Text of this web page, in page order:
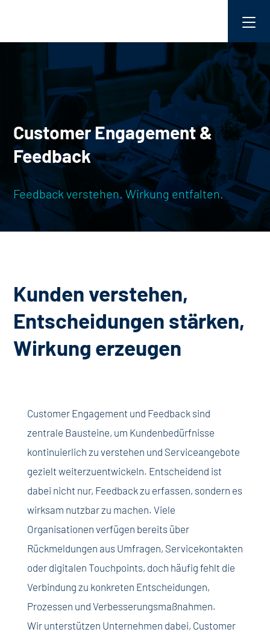
Customer Engagement &
Feedback
Feedback verstehen. Wirkung entfalten.
Kunden verstehen,
Entscheidungen stärken,
Wirkung erzeugen
Customer Engagement und Feedback sind
zentrale Bausteine, um Kundenbedürfnisse
kontinuierlich zu verstehen und Serviceangebote
gezielt weiterzuentwickeln. Entscheidend ist
dabei nicht nur, Feedback zu erfassen, sondern es
wirksam nutzbar zu machen. Viele
Organisationen verfügen bereits über
Rückmeldungen aus Umfragen, Servicekontakten
oder digitalen Touchpoints, doch häufig fehlt die
Verbindung zu konkreten Entscheidungen,
Prozessen und Verbesserungsmaßnahmen.
Wir unterstützen Unternehmen dabei, Customer